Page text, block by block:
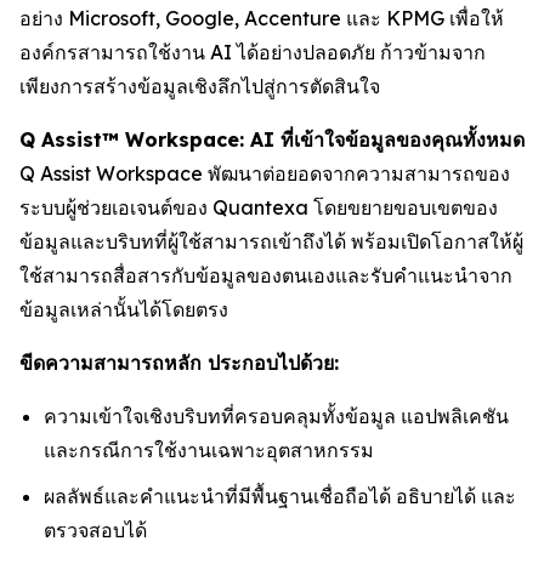
อย่าง Microsoft, Google, Accenture และ KPMG เพื่อให้
องค์กรสามารถใช้งาน AI ได้อย่างปลอดภัย ก้าวข้ามจาก
เพียงการสร้างข้อมูลเชิงลึกไปสู่การตัดสินใจ
Q Assist™ Workspace: AI ที่เข้าใจข้อมูลของคุณทั้งหมด
Q Assist Workspace พัฒนาต่อยอดจากความสามารถของ
ระบบผู้ช่วยเอเจนต์ของ Quantexa โดยขยายขอบเขตของ
ข้อมูลและบริบทที่ผู้ใช้สามารถเข้าถึงได้ พร้อมเปิดโอกาสให้ผู้
ใช้สามารถสื่อสารกับข้อมูลของตนเองและรับคำแนะนำจาก
ข้อมูลเหล่านั้นได้โดยตรง
ขีดความสามารถหลัก ประกอบไปด้วย:
ความเข้าใจเชิงบริบทที่ครอบคลุมทั้งข้อมูล แอปพลิเคชัน
และกรณีการใช้งานเฉพาะอุตสาหกรรม
ผลลัพธ์และคำแนะนำที่มีพื้นฐานเชื่อถือได้ อธิบายได้ และ
ตรวจสอบได้